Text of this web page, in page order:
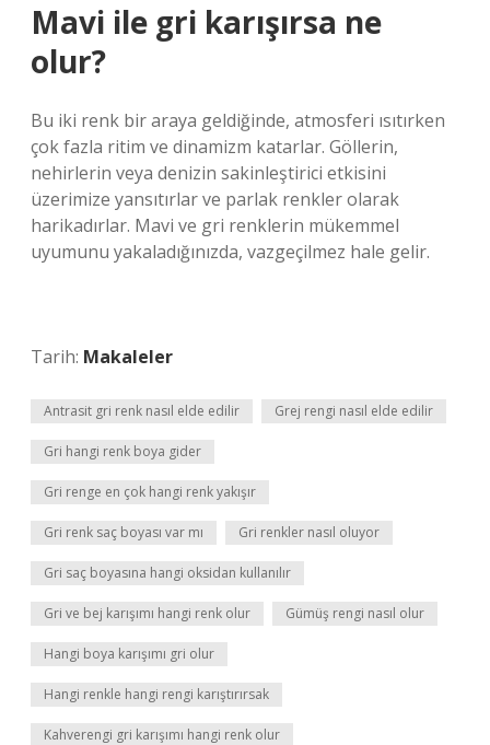
Mavi ile gri karışırsa ne
olur?
Bu iki renk bir araya geldiğinde, atmosferi ısıtırken
çok fazla ritim ve dinamizm katarlar. Göllerin,
nehirlerin veya denizin sakinleştirici etkisini
üzerimize yansıtırlar ve parlak renkler olarak
harikadırlar. Mavi ve gri renklerin mükemmel
uyumunu yakaladığınızda, vazgeçilmez hale gelir.
Tarih: Makaleler
Antrasit gri renk nasıl elde edilir Grej rengi nasıl elde edilir
Gri hangi renk boya gider
Gri renge en çok hangi renk yakışır
Gri renk saç boyası var mı Gri renkler nasıl oluyor
Gri saç boyasına hangi oksidan kullanılır
Gri ve bej karışımı hangi renk olur Gümüş rengi nasıl olur
Hangi boya karışımı gri olur
Hangi renkle hangi rengi karıştırırsak
Kahverengi gri karışımı hangi renk olur